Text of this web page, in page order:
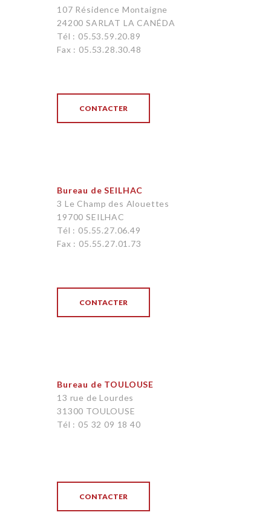
107 Résidence Montaigne
24200 SARLAT LA CANÉDA
Tél : 05.53.59.20.89
Fax : 05.53.28.30.48
CONTACTER
Bureau de SEILHAC
3 Le Champ des Alouettes
19700 SEILHAC
Tél : 05.55.27.06.49
Fax : 05.55.27.01.73
CONTACTER
Bureau de TOULOUSE
13 rue de Lourdes
31300 TOULOUSE
Tél : 05 32 09 18 40
CONTACTER